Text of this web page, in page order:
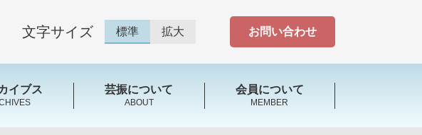
文字サイズ 標準 拡大 お問い合わせ
イブス 芸振について
ABOUT
会員について
MEMBER